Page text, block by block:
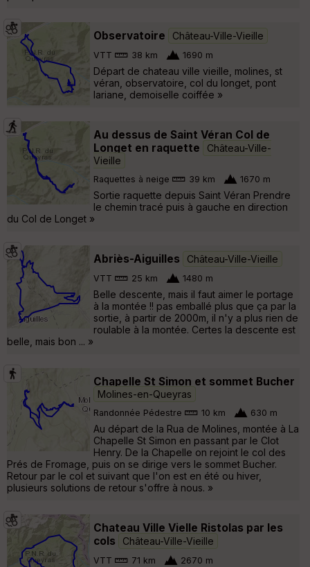
Observatoire Château-Ville-Vieille
VTT 38 km 1690 m
Départ de chateau ville vieille, molines, st
véran, observatoire, col du longet, pont
lariane, demoiselle coiffée »
Au dessus de Saint Véran Col de
Longet en raquette
Château-Ville-
Vieille
Raquettes à neige 39 km 1670 m
Sortie raquette depuis Saint Véran Prendre
le chemin tracé puis à gauche en direction
du Col de Longet »
Abriès-Aiguilles Château-Ville-Vieille
VTT 25 km 1480 m
Belle descente, mais il faut aimer le portage
à la montée !! pas emballé plus que ça par la
sortie, à partir de 2000m, il n'y a plus rien de
roulable à la montée. Certes la descente est
belle, mais bon ... »
Chapelle St Simon et sommet Bucher
Molines-en-Queyras
Randonnée Pédestre 10 km 630 m
Au départ de la Rua de Molines, montée à La
Chapelle St Simon en passant par le Clot
Henry. De la Chapelle on rejoint le col des
Prés de Fromage, puis on se dirige vers le sommet Bucher.
Retour par le col et suivant que l'on est en été ou hiver,
plusieurs solutions de retour s'offre à nous. »
Chateau Ville Vielle Ristolas par les
cols
Château-Ville-Vieille
VTT 71 km 2670 m